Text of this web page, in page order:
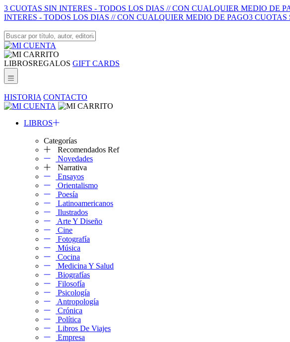
3 CUOTAS SIN INTERES - TODOS LOS DIAS // CON CUALQUIER MEDIO DE
INTERES - TODOS LOS DIAS // CON CUALQUIER MEDIO DE PAGO3 CUOTAS
LIBROSREGALOS GIFT CARDS
HISTORIA CONTACTO
LIBROS
Categorías
Recomendados Ref
Novedades
Narrativa
Ensayos
Orientalismo
Poesía
Latinoamericanos
Ilustrados
Arte Y Diseño
Cine
Fotografía
Música
Cocina
Medicina Y Salud
Biografías
Filosofía
Psicología
Antropología
Crónica
Política
Libros De Viajes
Empresa